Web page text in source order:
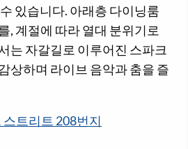
있습니다. 아래층 다이닝룸
, 계절에 따라 열대 분위기로
는 자갈길로 이루어진 스파크
상하며 라이브 음악과 춤을 즐
스트리트 208번지